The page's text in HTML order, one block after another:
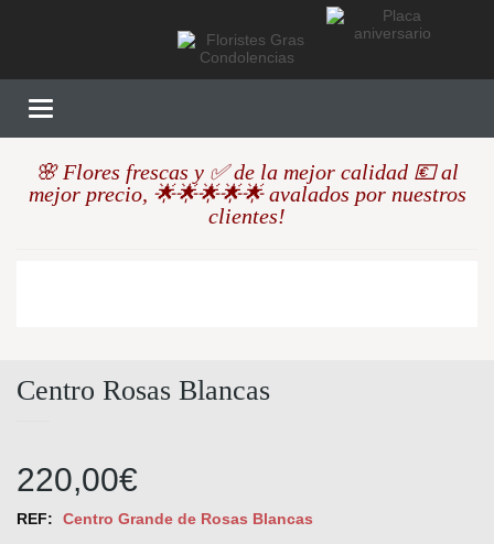
Toggle
🌸 Flores frescas y ✅ de la mejor calidad 💶 al
mejor precio, 🌟🌟🌟🌟🌟 avalados por nuestros
clientes!
Centro Rosas Blancas
220,00€
REF: Centro Grande de Rosas Blancas